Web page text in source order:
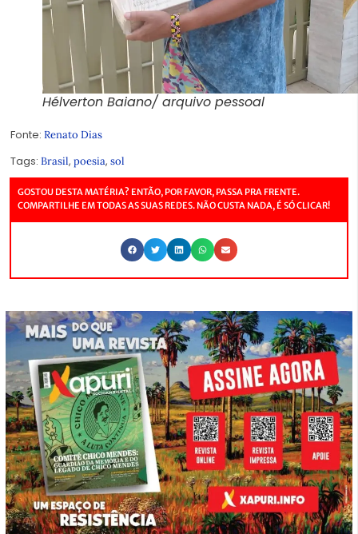
Hélverton Baiano/ arquivo pessoal
Fonte: Renato Dias
Tags: Brasil, poesia, sol
GOSTOU DESTA MATÉRIA? ENTÃO, POR FAVOR, PASSA PRA FRENTE.
COMPARTILHE EM TODAS AS SUAS REDES. NÃO CUSTA NADA, É SÓ CLICAR!